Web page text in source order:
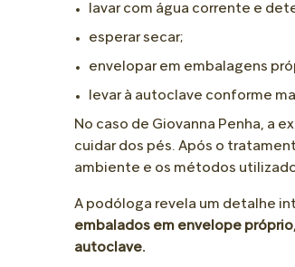
lavar com água corrente e
esperar secar;
envelopar em embalagens
levar à autoclave conforme
No caso de Giovanna Penha, a
cuidar dos pés. Após o
ambiente e os métodos
A podóloga revela um detalhe
embalados em envelope
autoclave.